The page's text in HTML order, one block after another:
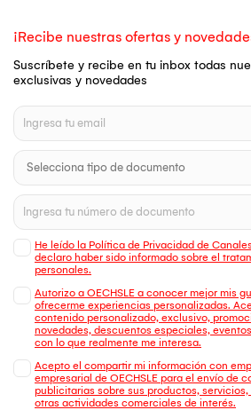
¡Recibe nuestras ofertas y
Suscríbete y recibe en tu inbox todas
exclusivas y novedades
He leído la Política de Privacidad de
declaro haber sido informado sobre el
personales.
Autorizo a OECHSLE a conocer mejor mis
ofrecerme experiencias personalizadas.
contenido personalizado, exclusivo,
novedades, descuentos especiales,
con lo que realmente me interesa.
Acepto el compartir mi información con
empresarial de OECHSLE para el envío de
publicitarias sobre sus productos,
otras actividades comerciales de interés.